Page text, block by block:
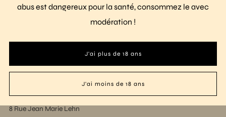
abus est dangereux pour la santé, consommez le avec
modération !
J'ai plus de 18 ans
J'ai moins de 18 ans
CGV & mentions légales
contact@voyou-drinks.com
+33(0)6 46 39 96 65
8 Rue Jean Marie Lehn